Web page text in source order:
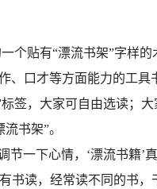
个贴有“漂流书架”字样的
、口才等方面能力的工具
签，大家可自由选读；
书架”。
一下心情，‘漂流书籍’
书读，经常读不同的书，